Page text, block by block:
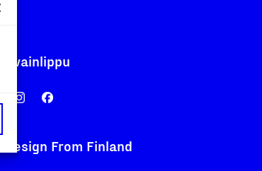
Avainlippu
Design From Finland